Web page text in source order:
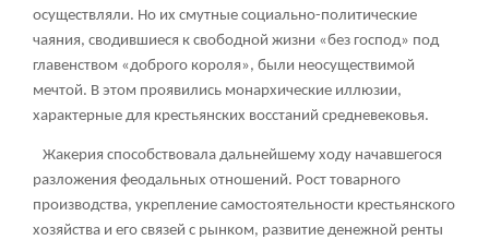
осуществляли. Но их смутные социально-политические
чаяния, сводившиеся к свободной жизни «без господ» под
главенством «доброго короля», были неосуществимой
мечтой. В этом проявились монархические иллюзии,
характерные для крестьянских восстаний средневековья.
Жакерия способствовала дальнейшему ходу начавшегося
разложения феодальных отношений. Рост товарного
производства, укрепление самостоятельности крестьянского
хозяйства и его связей с рынком, развитие денежной ренты